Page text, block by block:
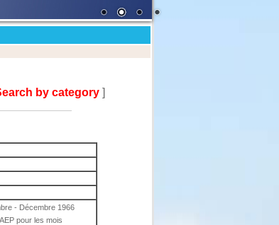
by category ]
- Décembre 1966
pour les mois